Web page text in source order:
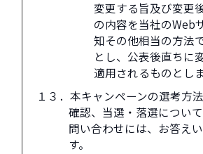
変更する旨及び変更
の内容を当社のWeb
知その他相当の方法
とし、公表後直ちに
適用されるものとしま
１３．本キャンペーンの選考方
確認、当選・落選につい
問い合わせには、お答え
す。